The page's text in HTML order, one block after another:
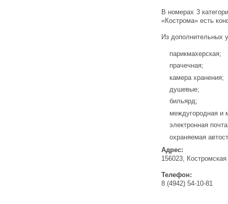
В номерах 3
«Кострома» есть
Из дополнительных
парикмахерская;
прачечная;
камера хранения;
душевые;
бильярд;
междугородная и
электронная
охраняемая
Адрес:
156023,
Телефон:
8 (4942) 54-10-81